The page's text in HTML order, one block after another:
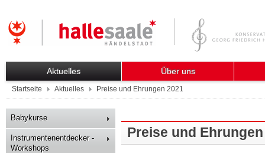
Aktuelles Über uns
Startseite Aktuelles Preise und Ehrungen 2021
Babykurse
Instrumentenentdecker -
Workshops
Preise und